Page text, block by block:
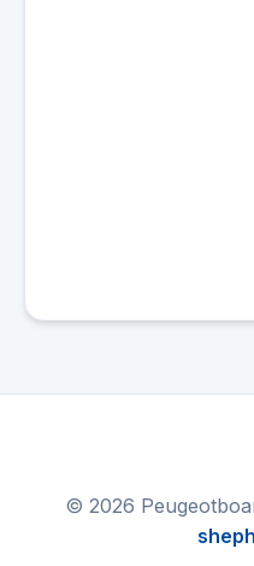
© 2026